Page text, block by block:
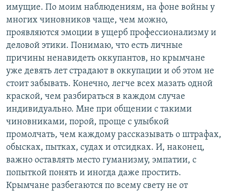
имущие. По моим наблюдениям, на фоне войны у
многих чиновников чаще, чем можно,
проявляются эмоции в ущерб профессионализму и
деловой этики. Понимаю, что есть личные
причины ненавидеть оккупантов, но крымчане
уже девять лет страдают в оккупации и об этом не
стоит забывать. Конечно, легче всех мазать одной
краской, чем разбираться в каждом случае
индивидуально. Мне при общении с такими
чиновниками, порой, проще с улыбкой
промолчать, чем каждому рассказывать о штрафах,
обысках, пытках, судах и отсидках. И, наконец,
важно оставлять место гуманизму, эмпатии, с
попыткой понять и иногда даже простить.
Крымчане разбегаются по всему свету не от